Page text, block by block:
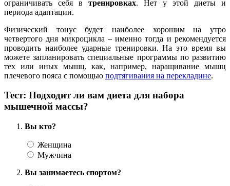
ограничивать себя в тренировках. Нет у этой диеты и
периода адаптации.
Физический тонус будет наиболее хорошим на утро
четвертого дня микроцикла – именно тогда и рекомендуется
проводить наиболее ударные тренировки. На это время вы
можете запланировать специальные программы по развитию
тех или иных мышц, как, например, наращивание мышц
плечевого пояса с помощью подтягивания на перекладине.
Тест: Подходит ли вам диета для набора
мышечной массы?
Вы кто?
Женщина
Мужчина
Вы занимаетесь спортом?